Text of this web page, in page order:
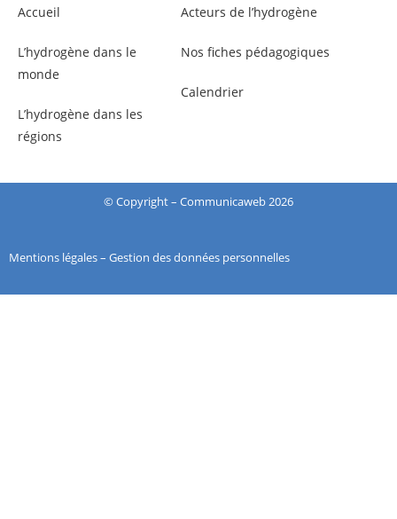
Accueil
L’hydrogène dans le
monde
L’hydrogène dans les
régions
Acteurs de l’hydrogène
Nos fiches pédagogiques
Calendrier
© Copyright – Communicaweb2026
Mentions légales– Gestion des données personnelles